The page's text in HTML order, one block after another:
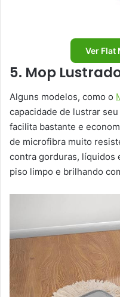
Ver Flat
5. Mop
Alguns modelos, como o
capacidade de lustrar
facilita bastante e
de microfibra muito
contra gorduras, líquidos
piso limpo e brilhando